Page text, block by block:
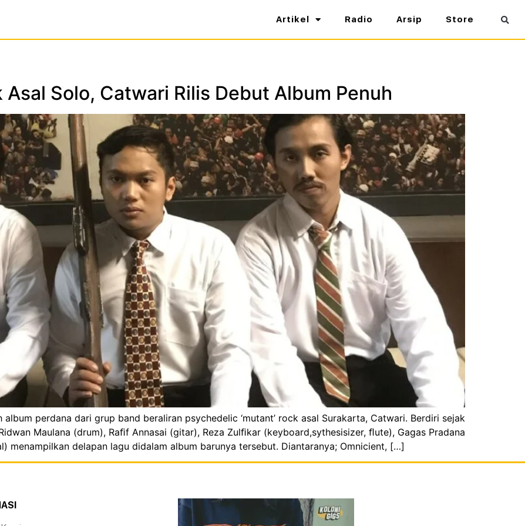
Artikel Radio Arsip Store
Solo, Catwari Rilis Debut Album Penuh
perdana dari grup band beraliran psychedelic ‘mutant’ rock asal Surakarta, Catwari. Berdiri sejak
Maulana (drum), Raﬁf Annasai (gitar), Reza Zulﬁkar (keyboard,sythesisizer, ﬂute), Gagas Pradana
menampilkan delapan lagu didalam album barunya tersebut. Diantaranya; Omnicient, […]